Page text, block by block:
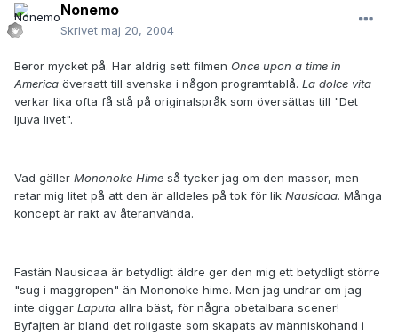
Nonemo
Skrivet maj 20, 2004
Beror mycket på. Har aldrig sett filmen Once upon a time in
America översatt till svenska i någon programtablå. La dolce vita
verkar lika ofta få stå på originalspråk som översättas till "Det
ljuva livet".
Vad gäller Mononoke Hime så tycker jag om den massor, men
retar mig litet på att den är alldeles på tok för lik Nausicaa. Många
koncept är rakt av återanvända.
Fastän Nausicaa är betydligt äldre ger den mig ett betydligt större
"sug i maggropen" än Mononoke hime. Men jag undrar om jag
inte diggar Laputa allra bäst, för några obetalbara scener!
Byfajten är bland det roligaste som skapats av människohand i